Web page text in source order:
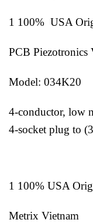
1 100% USA
PCB Piezotronics
Model: 034K20
4-conductor, low
4-socket plug to
1 100% USA
Metrix Vietnam